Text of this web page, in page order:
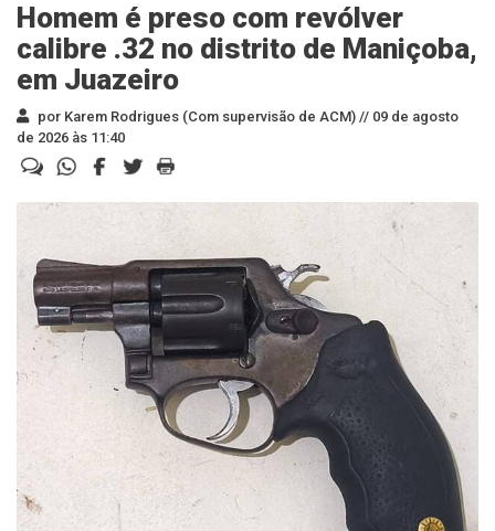
Homem é preso com revólver
calibre .32 no distrito de Maniçoba,
em Juazeiro
por Karem Rodrigues (Com supervisão de ACM) // 09 de agosto
de 2026 às 11:40